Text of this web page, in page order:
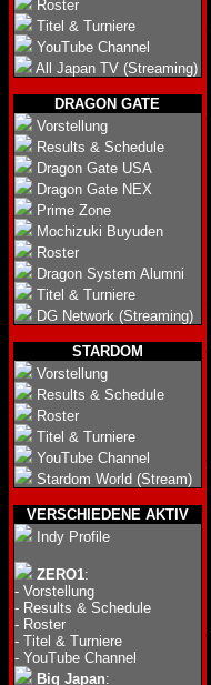
Roster
Titel & Turniere
YouTube Channel
All Japan TV (Streaming)
DRAGON GATE
Vorstellung
Results & Schedule
Dragon Gate USA
Dragon Gate NEX
Prime Zone
Mochizuki Buyuden
Roster
Dragon System Alumni
Titel & Turniere
DG Network (Streaming)
STARDOM
Vorstellung
Results & Schedule
Roster
Titel & Turniere
YouTube Channel
Stardom World (Stream)
VERSCHIEDENE AKTIV
Indy Profile
ZERO1:
- Vorstellung
- Results & Schedule
- Roster
- Titel & Turniere
- YouTube Channel
Big Japan: